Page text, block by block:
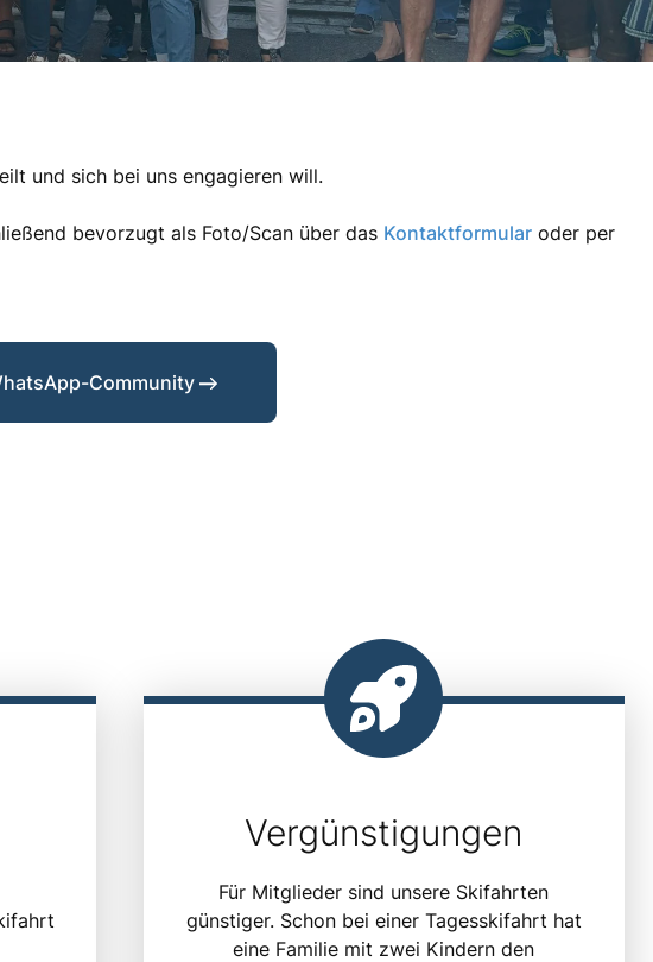
und sich bei uns engagieren will.
bevorzugt als Foto/Scan über das Kontaktformular oder per
Community
Vergünstigungen
Für Mitglieder sind unsere Skifahrten
günstiger. Schon bei einer Tagesskifahrt hat
eine Familie mit zwei Kindern den